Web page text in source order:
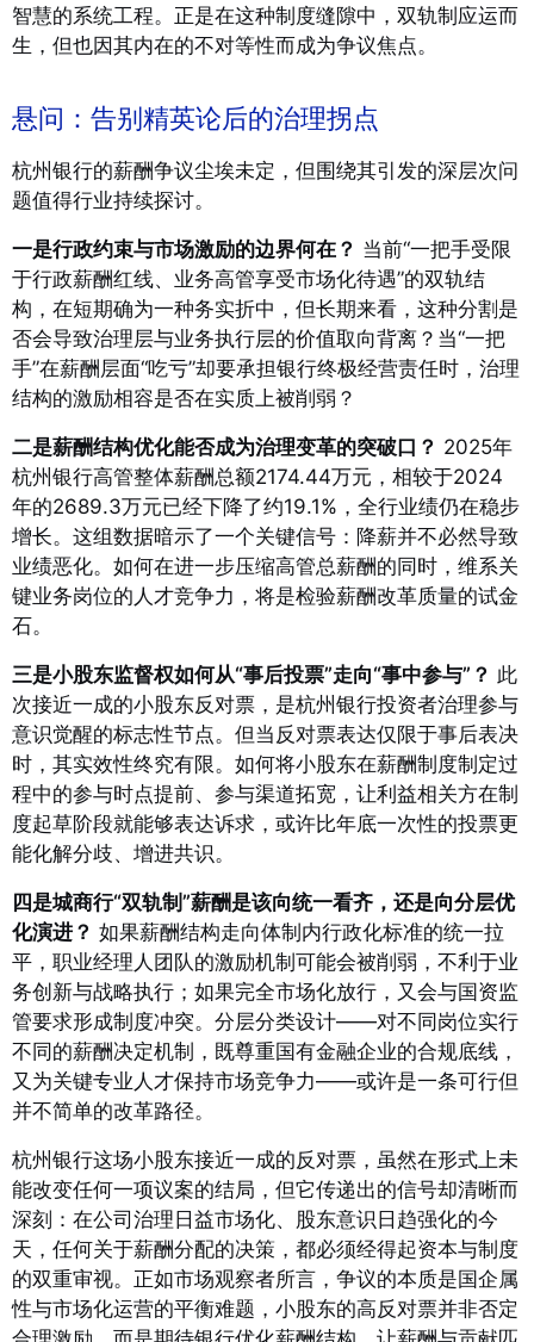
智慧的系统工程。正是在这种制度缝隙中，双轨制应运而
生，但也因其内在的不对等性而成为争议焦点。
悬问：告别精英论后的治理拐点
杭州银行的薪酬争议尘埃未定，但围绕其引发的深层次问
题值得行业持续探讨。
一是行政约束与市场激励的边界何在？ 当前“一把手受限
于行政薪酬红线、业务高管享受市场化待遇”的双轨结
构，在短期确为一种务实折中，但长期来看，这种分割是
否会导致治理层与业务执行层的价值取向背离？当“一把
手”在薪酬层面“吃亏”却要承担银行终极经营责任时，治理
结构的激励相容是否在实质上被削弱？
二是薪酬结构优化能否成为治理变革的突破口？ 2025年
杭州银行高管整体薪酬总额2174.44万元，相较于2024
年的2689.3万元已经下降了约19.1%，全行业绩仍在稳步
增长。这组数据暗示了一个关键信号：降薪并不必然导致
业绩恶化。如何在进一步压缩高管总薪酬的同时，维系关
键业务岗位的人才竞争力，将是检验薪酬改革质量的试金
石。
三是小股东监督权如何从“事后投票”走向“事中参与”？ 此
次接近一成的小股东反对票，是杭州银行投资者治理参与
意识觉醒的标志性节点。但当反对票表达仅限于事后表决
时，其实效性终究有限。如何将小股东在薪酬制度制定过
程中的参与时点提前、参与渠道拓宽，让利益相关方在制
度起草阶段就能够表达诉求，或许比年底一次性的投票更
能化解分歧、增进共识。
四是城商行“双轨制”薪酬是该向统一看齐，还是向分层优
化演进？ 如果薪酬结构走向体制内行政化标准的统一拉
平，职业经理人团队的激励机制可能会被削弱，不利于业
务创新与战略执行；如果完全市场化放行，又会与国资监
管要求形成制度冲突。分层分类设计——对不同岗位实行
不同的薪酬决定机制，既尊重国有金融企业的合规底线，
又为关键专业人才保持市场竞争力——或许是一条可行但
并不简单的改革路径。
杭州银行这场小股东接近一成的反对票，虽然在形式上未
能改变任何一项议案的结局，但它传递出的信号却清晰而
深刻：在公司治理日益市场化、股东意识日趋强化的今
天，任何关于薪酬分配的决策，都必须经得起资本与制度
的双重审视。正如市场观察者所言，争议的本质是国企属
性与市场化运营的平衡难题，小股东的高反对票并非否定